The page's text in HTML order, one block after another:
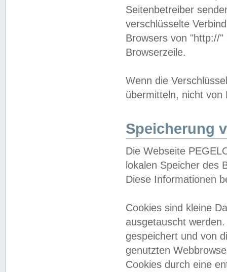
Seitenbetreiber
verschlüsselte
Browsers von "http://
Browserzeile.
Wenn die
übermitteln, nicht von
Speicherung
Die Webseite
lokalen Speicher des
Diese Informationen
Cookies sind kleine
ausgetauscht
gespeichert und von
genutzten
Cookies durch eine